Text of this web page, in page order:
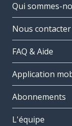
Qui sommes-
Nous contacter
FAQ & Aide
Application
Abonnements
L'équipe